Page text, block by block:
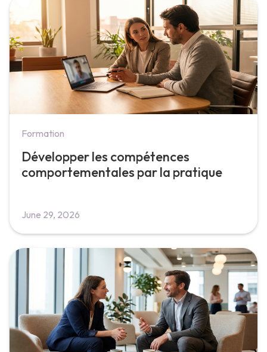
Formation
Développer les compétences
comportementales par la pratique
June 29, 2026